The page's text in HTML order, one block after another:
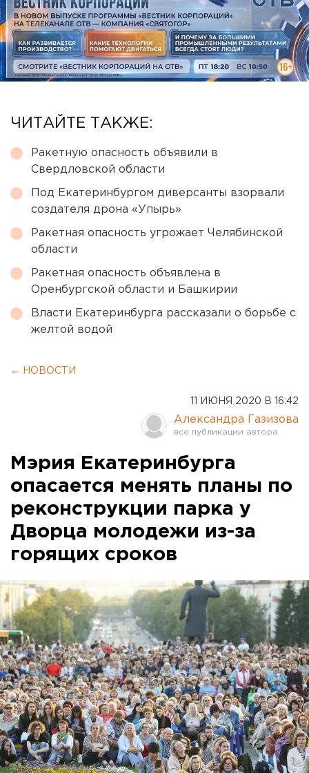
ЧИТАЙТЕ ТАКЖЕ:
Ракетную опасность объявили в
Свердловской области
Под Екатеринбургом диверсанты взорвали
создателя дрона «Упырь»
Ракетная опасность угрожает Челябинской
области
Ракетная опасность объявлена в
Оренбургской области и Башкирии
Власти Екатеринбурга рассказали о борьбе с
желтой водой
← НОВОСТИ
11 ИЮНЯ 2020 В 16:42
Александра Газизова
Мэрия Екатеринбурга
опасается менять планы по
реконструкции парка у
Дворца молодежи из-за
горящих сроков